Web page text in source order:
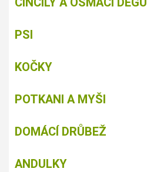
PSI
KOČKY
POTKANI A MYŠI
DOMÁCÍ DRŮBEŽ
ANDULKY